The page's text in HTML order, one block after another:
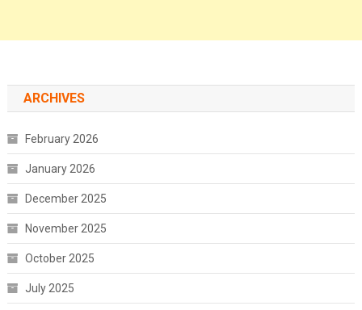
ARCHIVES
February 2026
January 2026
December 2025
November 2025
October 2025
July 2025